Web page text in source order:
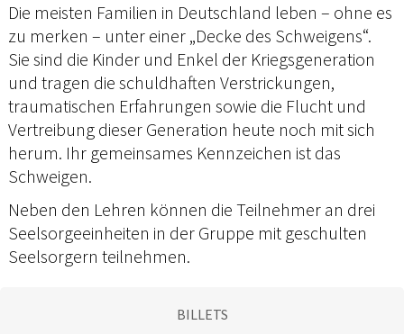
Die meisten Familien in Deutschland leben – ohne es
zu merken – unter einer „Decke des Schweigens“.
Sie sind die Kinder und Enkel der Kriegsgeneration
und tragen die schuldhaften Verstrickungen,
traumatischen Erfahrungen sowie die Flucht und
Vertreibung dieser Generation heute noch mit sich
herum. Ihr gemeinsames Kennzeichen ist das
Schweigen.
Neben den Lehren können die Teilnehmer an drei
Seelsorgeeinheiten in der Gruppe mit geschulten
Seelsorgern teilnehmen.
BILLETS